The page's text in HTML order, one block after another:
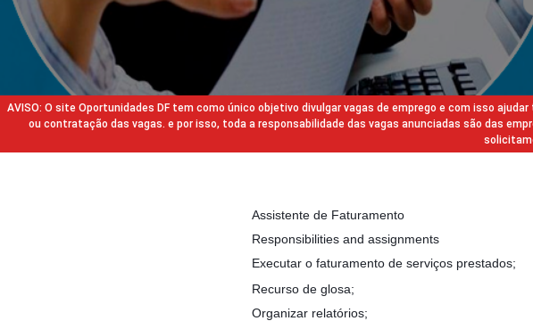
AVISO: O site Oportunidades DF tem como único objetivo divulgar vagas de emprego e com isso
ou contratação das vagas. e por isso, toda a responsabilidade das vagas anunciadas são das
Assistente de Faturamento
Responsibilities and assignments
Executar o faturamento de serviços prestados;
Recurso de glosa;
Organizar relatórios;